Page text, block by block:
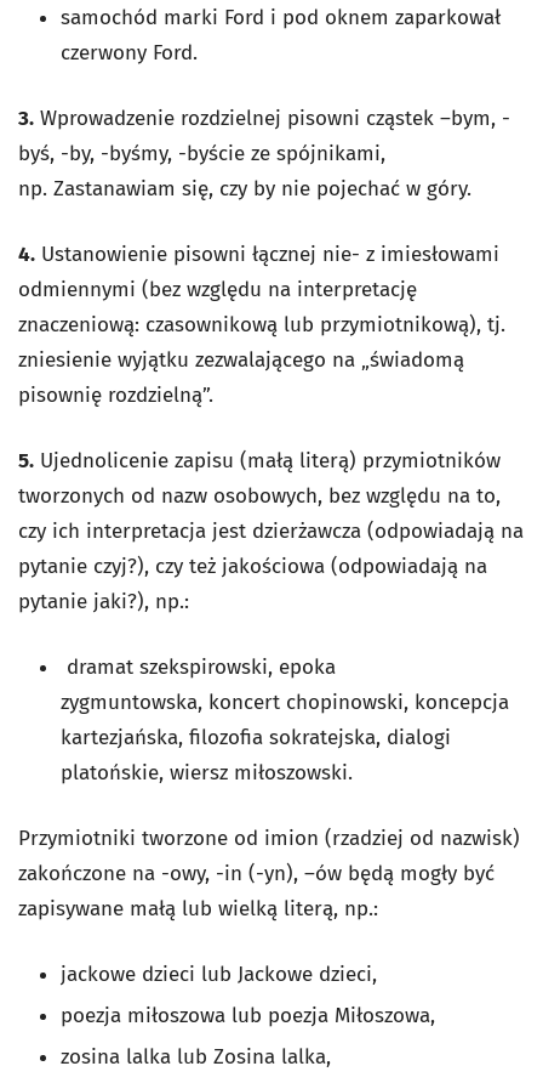
samochód marki Ford i pod oknem zaparkował
czerwony Ford.
3. Wprowadzenie rozdzielnej pisowni cząstek –bym, -
byś, -by, -byśmy, -byście ze spójnikami,
np. Zastanawiam się, czy by nie pojechać w góry.
4. Ustanowienie pisowni łącznej nie- z imiesłowami
odmiennymi (bez względu na interpretację
znaczeniową: czasownikową lub przymiotnikową), tj.
zniesienie wyjątku zezwalającego na „świadomą
pisownię rozdzielną”.
5. Ujednolicenie zapisu (małą literą) przymiotników
tworzonych od nazw osobowych, bez względu na to,
czy ich interpretacja jest dzierżawcza (odpowiadają na
pytanie czyj?), czy też jakościowa (odpowiadają na
pytanie jaki?), np.:
dramat szekspirowski, epoka
zygmuntowska, koncert chopinowski, koncepcja
kartezjańska, filozofia sokratejska, dialogi
platońskie, wiersz miłoszowski.
Przymiotniki tworzone od imion (rzadziej od nazwisk)
zakończone na -owy, -in (-yn), –ów będą mogły być
zapisywane małą lub wielką literą, np.:
jackowe dzieci lub Jackowe dzieci,
poezja miłoszowa lub poezja Miłoszowa,
zosina lalka lub Zosina lalka,